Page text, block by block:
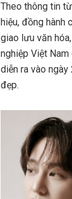
Theo thông tin
hiệu, đồng hành
giao lưu văn
nghiệp Việt
diễn ra vào
đẹp.